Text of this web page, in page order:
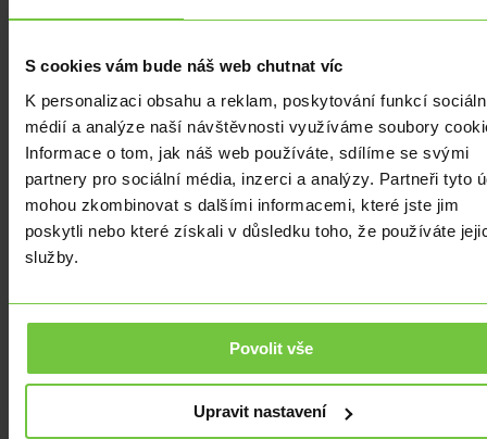
S cookies vám bude náš web chutnat víc
K personalizaci obsahu a reklam, poskytování funkcí
médií a analýze naší návštěvnosti využíváme soubory
Informace o tom, jak náš web používáte, sdílíme se svými
partnery pro sociální média, inzerci a analýzy. Partneři tyto
mohou zkombinovat s dalšími informacemi, které jste jim
poskytli nebo které získali v důsledku toho, že používáte
služby.
Povolit vše
Upravit nastavení
statistiky
zatím
ve
slušné
kondici
a
dramaticky
rostoucí
zatím
nedevastují